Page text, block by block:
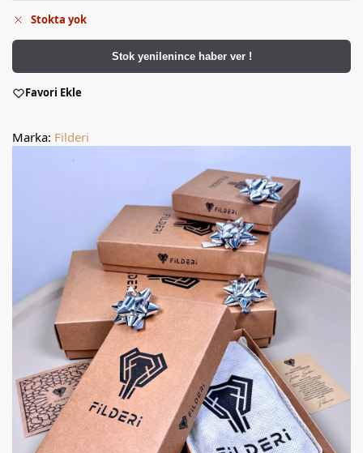
Stokta yok
Stok yenilenince haber ver !
Favori Ekle
Marka: Filderi